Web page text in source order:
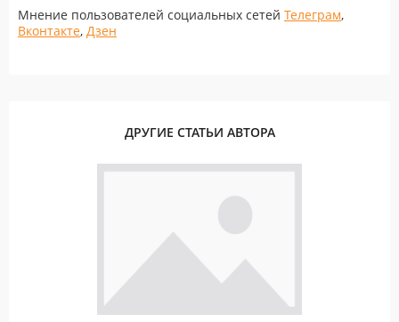
Мнение пользователей социальных сетей Телеграм,
Вконтакте, Дзен
ДРУГИЕ СТАТЬИ АВТОРА